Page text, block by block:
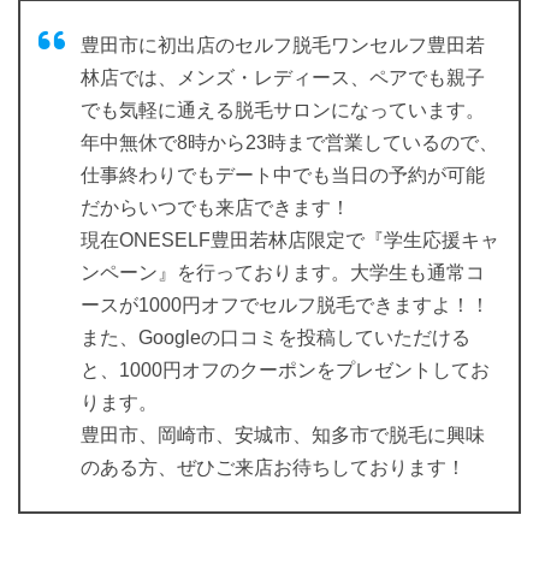
豊田市に初出店のセルフ脱毛ワンセルフ豊田若
林店では、メンズ・レディース、ペアでも親子
でも気軽に通える脱毛サロンになっています。
年中無休で8時から23時まで営業しているので、
仕事終わりでもデート中でも当日の予約が可能
だからいつでも来店できます！
現在ONESELF豊田若林店限定で『学生応援キャ
ンペーン』を行っております。大学生も通常コ
ースが1000円オフでセルフ脱毛できますよ！！
また、Googleの口コミを投稿していただける
と、1000円オフのクーポンをプレゼントしてお
ります。
豊田市、岡崎市、安城市、知多市で脱毛に興味
のある方、ぜひご来店お待ちしております！